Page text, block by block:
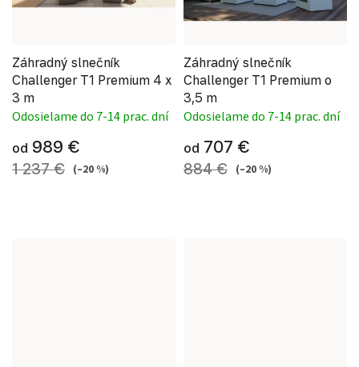
Záhradný slnečník
Challenger T1 Premium 4 x
3 m
Odosielame do 7-14 prac. dní
od 989 €
1 237 € (–20 %)
Záhradný slnečník
Challenger T1 Premium o
3,5 m
Odosielame do 7-14 prac. dní
od 707 €
884 € (–20 %)